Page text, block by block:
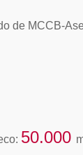
de MCCB-
50.000